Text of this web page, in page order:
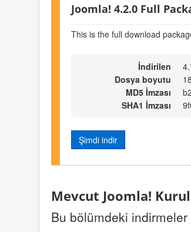
Joomla! 4.2.0 Full
This is the full download
İndirilen
Dosya boyutu
MD5 İmzası
SHA1 İmzası
Şimdi indir
Mevcut Joomla!
Bu bölümdeki